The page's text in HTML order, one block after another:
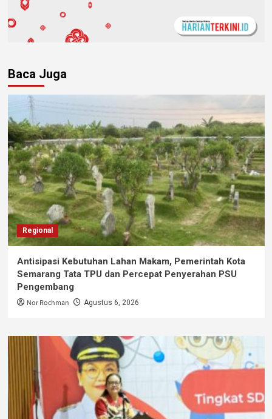
Baca Juga
Regional
Antisipasi Kebutuhan Lahan Makam, Pemerintah Kota
Semarang Tata TPU dan Percepat Penyerahan PSU
Pengembang
Nor Rochman Agustus 6, 2026